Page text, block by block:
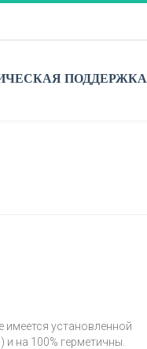
ПОДДЕРЖКА
имеется установленной
на 100% герметичны.